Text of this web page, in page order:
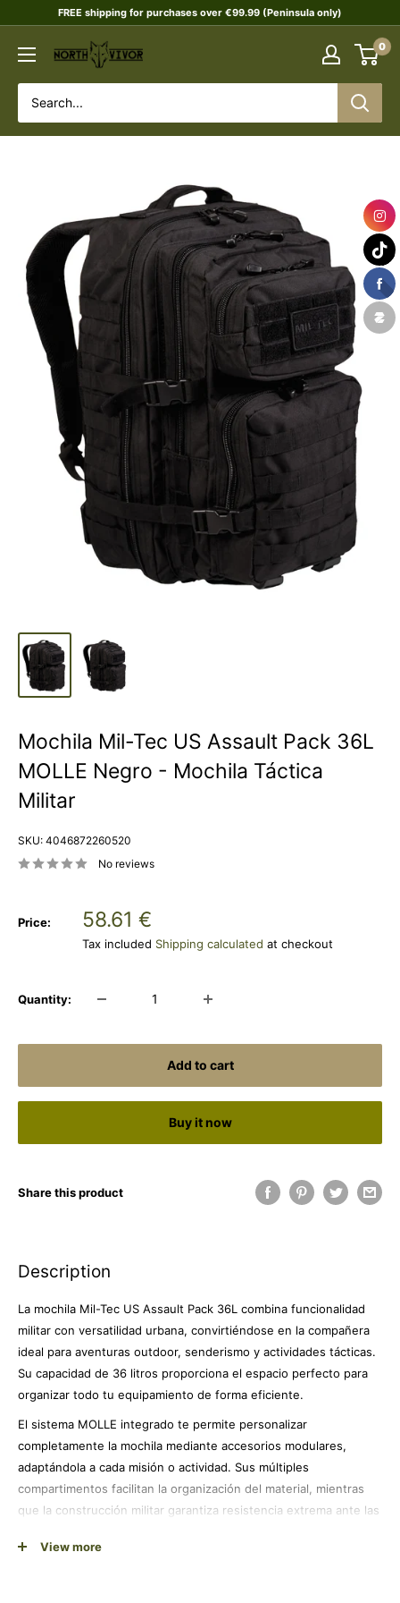
content
FREE shipping for purchases over €99.99 (Peninsula only)
NORTHVIVOR 0
Mochila Mil-Tec US Assault Pack 36L
MOLLE Negro - Mochila Táctica
Militar
SKU: 4046872260520
No reviews
Price:
Sale
price
58.61 €
Tax included Shipping calculated at checkout
Quantity:
Add to cart
Buy it now
Share this product
Description
La mochila Mil-Tec US Assault Pack 36L combina funcionalidad
militar con versatilidad urbana, convirtiéndose en la compañera
ideal para aventuras outdoor, senderismo y actividades tácticas.
Su capacidad de 36 litros proporciona el espacio perfecto para
organizar todo tu equipamiento de forma eficiente.
El sistema MOLLE integrado te permite personalizar
completamente la mochila mediante accesorios modulares,
adaptándola a cada misión o actividad. Sus múltiples
compartimentos facilitan la organización del material, mientras
que la construcción militar garantiza resistencia extrema ante las
View more